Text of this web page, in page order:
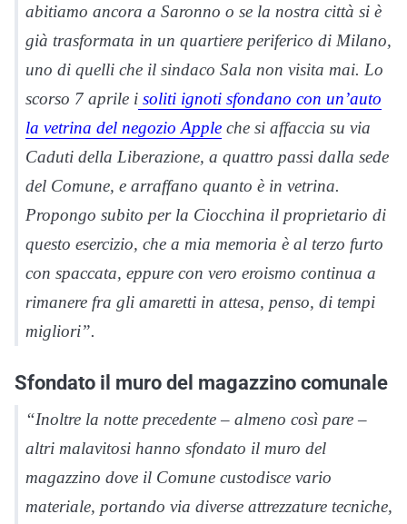
abitiamo ancora a Saronno o se la nostra città si è
già trasformata in un quartiere periferico di Milano,
uno di quelli che il sindaco Sala non visita mai. Lo
scorso 7 aprile i soliti ignoti sfondano con un’auto
la vetrina del negozio Apple che si affaccia su via
Caduti della Liberazione, a quattro passi dalla sede
del Comune, e arraffano quanto è in vetrina.
Propongo subito per la Ciocchina il proprietario di
questo esercizio, che a mia memoria è al terzo furto
con spaccata, eppure con vero eroismo continua a
rimanere fra gli amaretti in attesa, penso, di tempi
migliori”.
Sfondato il muro del magazzino comunale
“Inoltre la notte precedente – almeno così pare –
altri malavitosi hanno sfondato il muro del
magazzino dove il Comune custodisce vario
materiale, portando via diverse attrezzature tecniche,